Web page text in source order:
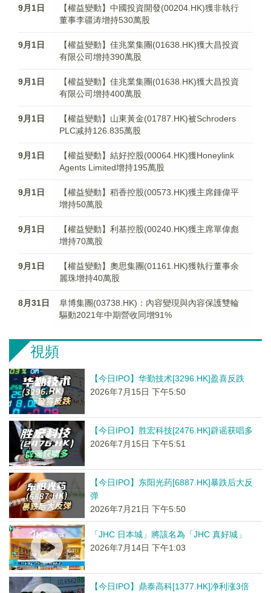
9月1日
【權益變動】中國投資開發(00204.HK)獲非執行
董事李疆涛增持530萬股
9月1日
【權益變動】佳兆業集團(01638.HK)獲大昌投資
有限公司增持390萬股
9月1日
【權益變動】佳兆業集團(01638.HK)獲大昌投資
有限公司增持400萬股
9月1日
【權益變動】山東黃金(01787.HK)被Schroders
PLC减持126.835萬股
9月1日
【權益變動】結好控股(00064.HK)獲Honeylink
Agents Limited增持195萬股
9月1日
【權益變動】稻香控股(00573.HK)獲主席鍾偉平
增持50萬股
9月1日
【權益變動】利基控股(00240.HK)獲主席單偉彪
增持70萬股
9月1日
【權益變動】奧思集團(01161.HK)獲執行董事余
麗珠增持40萬股
8月31日
阜博集團(03738.HK)：內容變現與內容保護雙輪
驅動2021年中期營收同增91%
視頻
【今日IPO】华勤技术[3296.HK]盈喜反跌
2026年7月15日 下午5:50
【今日IPO】胜宏科技[2476.HK]辟谣获唱多
2026年7月15日 下午5:51
【今日IPO】东阳光药[6887.HK]暴跌后大反
弹
2026年7月21日 下午5:50
「JHC 日本城」將該名為「JHC 真好城」
2026年7月14日 下午1:03
【今日IPO】鼎泰高科[1377.HK]净利涨3倍